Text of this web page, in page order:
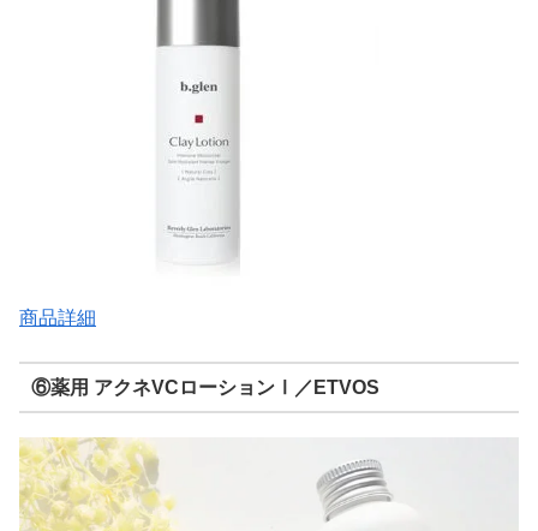
商品詳細
⑥薬用 アクネVCローションⅠ／ETVOS